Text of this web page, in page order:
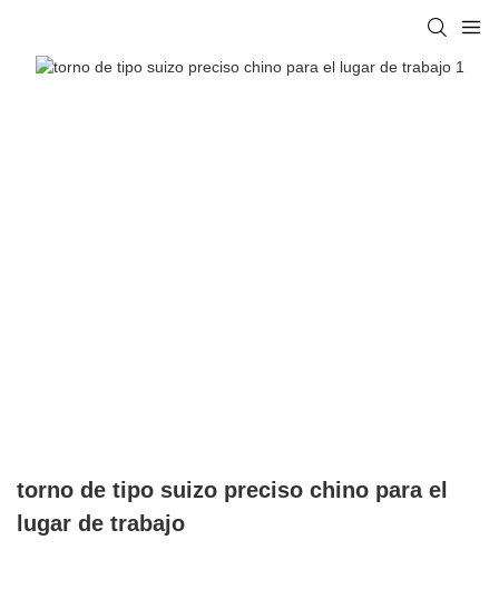
torno de tipo suizo preciso chino para el
lugar de trabajo